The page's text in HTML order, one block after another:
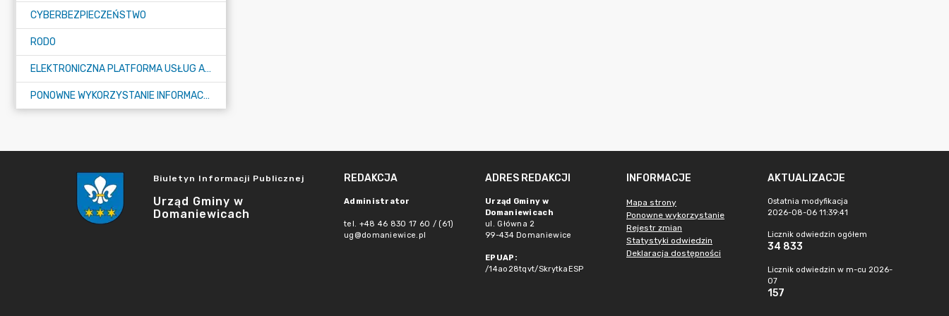
CYBERBEZPIECZEŃSTWO
RODO
ELEKTRONICZNA PLATFORMA USŁUG ADMINISTRACJI PUBLICZNEJ - EPUAP
PONOWNE WYKORZYSTANIE INFORMACJI PUBLICZNEJ
Biuletyn Informacji Publicznej
Urząd Gminy w
Domaniewicach
REDAKCJA
Administrator
tel. +48 46 830 17 60 / (61)
ug@domaniewice.pl
ADRES REDAKCJI
Urząd Gminy w
Domaniewicach
ul. Główna 2
99-434 Domaniewice
EPUAP:
/14ao28tqvt/SkrytkaESP
INFORMACJE
Mapa strony
Ponowne wykorzystanie
Rejestr zmian
Statystyki odwiedzin
Deklaracja dostępności
AKTUALIZACJE
Ostatnia modyfikacja
2026-08-06 11:39:41
Licznik odwiedzin ogółem
34 833
Licznik odwiedzin w m-cu 2026-
07
157